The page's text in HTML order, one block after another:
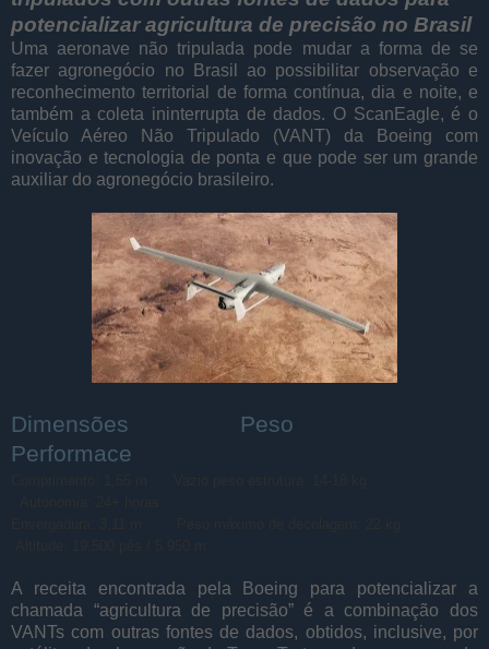
potencializar agricultura de precisão no Brasil
Uma aeronave não tripulada pode mudar a forma de se
fazer agronegócio no Brasil ao possibilitar observação e
reconhecimento territorial de forma contínua, dia e noite, e
também a coleta ininterrupta de dados. O ScanEagle, é o
Veículo Aéreo Não Tripulado (VANT) da Boeing com
inovação e tecnologia de ponta e que pode ser um grande
auxiliar do agronegócio brasileiro.
Dimensões Peso
Performace
A receita encontrada pela Boeing para potencializar a
chamada “agricultura de precisão” é a combinação dos
VANTs com outras fontes de dados, obtidos, inclusive, por